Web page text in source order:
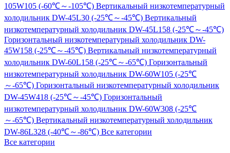
105W105 (-60℃～-105℃) Вертикальный низкотемпературный
холодильник DW-45L30 (-25℃～-45℃) Вертикальный
низкотемпературный холодильник DW-45L158 (-25℃～-45℃)
Горизонтальный низкотемпературный холодильник DW-
45W158 (-25℃～-45℃) Вертикальный низкотемпературный
холодильник DW-60L158 (-25℃～-65℃) Горизонтальный
низкотемпературный холодильник DW-60W105 (-25℃
～-65℃) Горизонтальный низкотемпературный холодильник
DW-45W418 (-25℃～-45℃) Горизонтальный
низкотемпературный холодильник DW-60W308 (-25℃
～-65℃) Вертикальный низкотемпературный холодильник
DW-86L328 (-40℃～-86℃) Все категории
Все категории